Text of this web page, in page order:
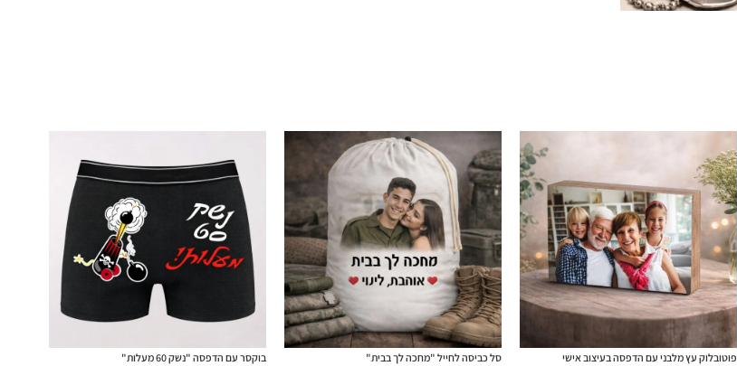
פוטובלוק עץ מלבני עם הדפסה בעיצוב אישי
סל כביסה לחייל "מחכה לך בבית"
בוקסר עם הדפסה "נשק 60 מעלות"